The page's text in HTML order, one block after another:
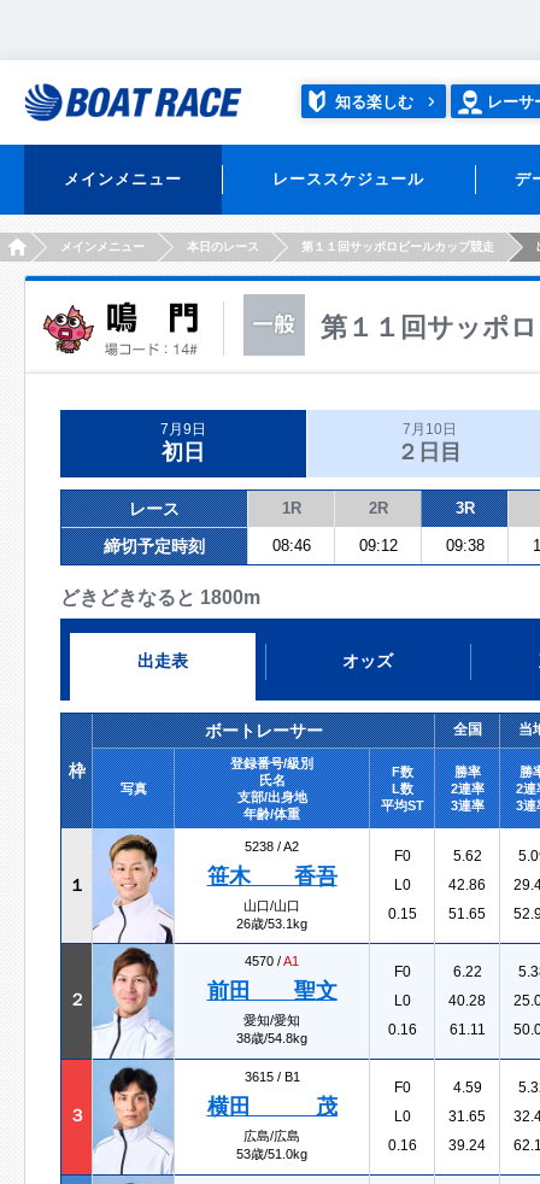
知る楽しむ レーサ
メインメニュー レーススケジュール デ
HOMEメインメニュー 本日のレース 第１１回サッポロビールカップ競走
第１１回サッポ
7月9日
初日
7月10日
２日目
レース 1R 2R 3R
締切予定時刻 08:46 09:12 09:38
どきどきなると 1800m
出走表 オッズ
枠
ボートレーサー 全国 当
写真
登録番号/級別
氏名
支部/出身地
年齢/体重
F数
L数
平均ST
勝率
2連率
3連率
勝
2連
3連
１
5238 /A2
笹木 香吾
山口/山口
26歳/53.1kg
F0
L0
0.15
5.62
42.86
51.65
２
4570 /A1
前田 聖文
愛知/愛知
38歳/54.8kg
F0
L0
0.16
6.22
40.28
61.11
３
3615 / B1
横田 茂
広島/広島
53歳/51.0kg
F0
L0
0.16
4.59
31.65
39.24